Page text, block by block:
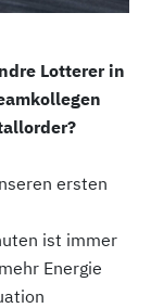
Lotterer in
ersten
ist immer
Energie